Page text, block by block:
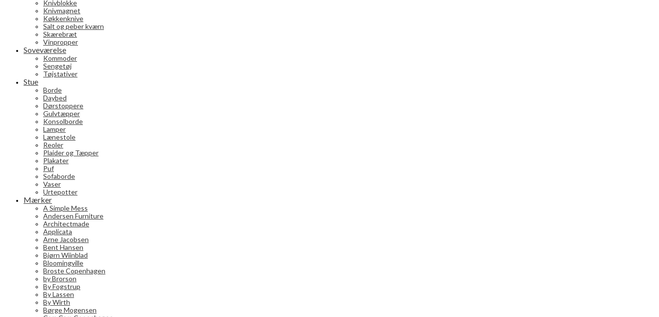
Knivblokke
Knivmagnet
Køkkenknive
Salt og peber kværn
Skærebræt
Vinpropper
Soveværelse
Kommoder
Sengetøj
Tøjstativer
Stue
Borde
Daybed
Dørstoppere
Gulvtæpper
Konsolborde
Lamper
Lænestole
Reoler
Plaider og Tæpper
Plakater
Puf
Sofaborde
Vaser
Urtepotter
Mærker
A Simple Mess
Andersen Furniture
Architectmade
Applicata
Arne Jacobsen
Bent Hansen
Bjørn Wiinblad
Bloomingville
Broste Copenhagen
by Brorson
By Fogstrup
By Lassen
By Wirth
Børge Mogensen